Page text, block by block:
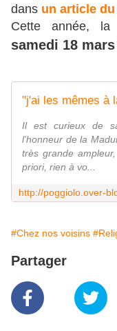
dans un article
Cette année, la
samedi 18
Il est curieux de
l'honneur de la
très grande
priori, rien à vo...
#Chez nos voisins
Partager